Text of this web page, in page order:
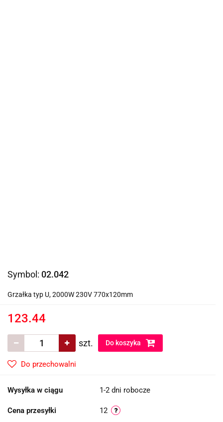
Symbol: 02.042
Grzałka typ U, 2000W 230V 770x120mm
123.44
szt. Do koszyka
Do przechowalni
Wysyłka w ciągu 1-2 dni robocze
Cena przesyłki 12